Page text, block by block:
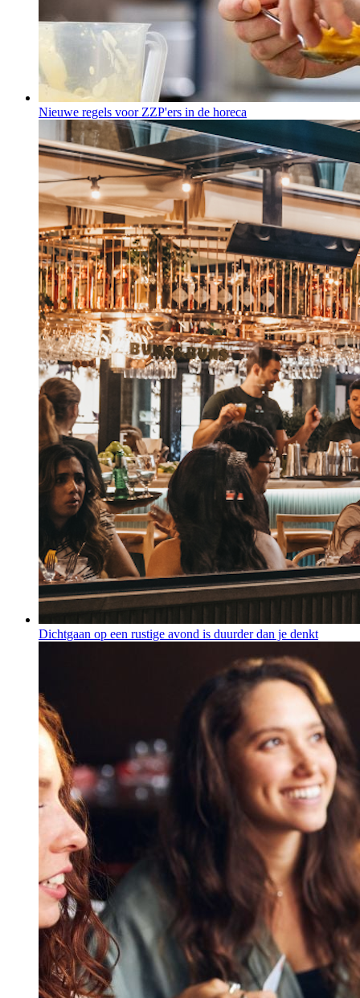
Nieuwe regels voor ZZP'ers in de horeca
Dichtgaan op een rustige avond is duurder dan je denkt